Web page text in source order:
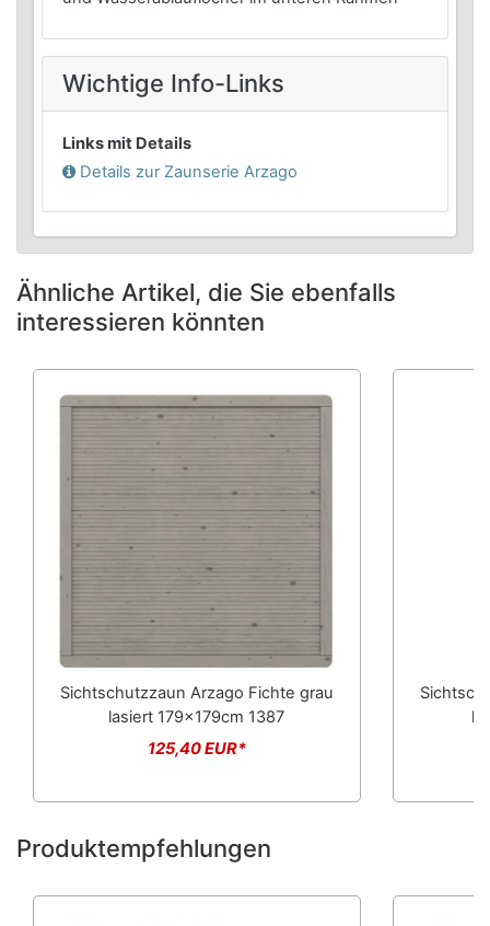
Wichtige Info-Links
Links mit Details
Details zur ZaunserieArzago
Ähnliche Artikel, die Sie ebenfalls
interessieren könnten
Sichtschutzzaun Arzago Fichte grau
lasiert 179x179cm 1387
125,40 EUR*
Produktempfehlungen